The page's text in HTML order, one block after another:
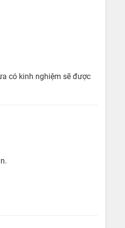
có kinh nghiệm sẽ được